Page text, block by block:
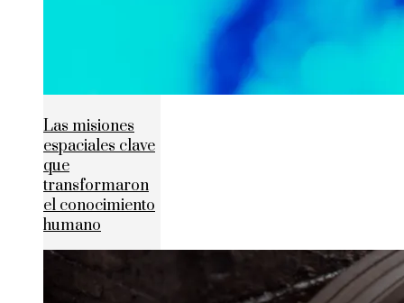
Las misiones
espaciales clave
que
transformaron
el conocimiento
humano